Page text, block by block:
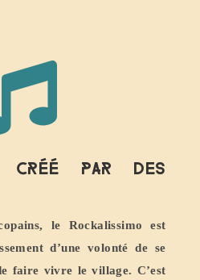
créé par des
le Rockalissimo est
d’une volonté de se
faire vivre le village. C’est